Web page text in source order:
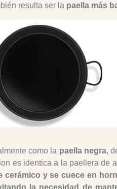
resulta ser la paella más
como la paella negra,
es identica a la paellera de
cerámico y se cuece en
la necesidad de